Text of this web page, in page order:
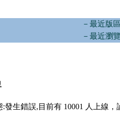
－最近版
－最近瀏
:發生錯誤,目前有 10001 人上線